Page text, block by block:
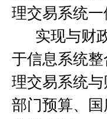
理交易系统一
实现与财
于信息系统
理交易系统
部门预算、